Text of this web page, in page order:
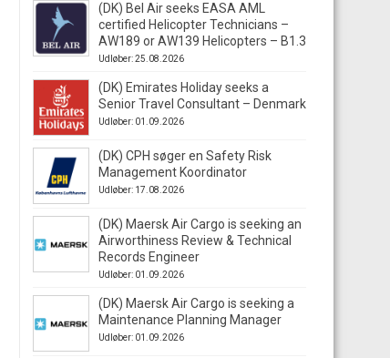
(DK) Bel Air seeks EASA AML
certified Helicopter Technicians –
AW189 or AW139 Helicopters – B1.3
Udløber: 25.08.2026
(DK) Emirates Holiday seeks a
Senior Travel Consultant – Denmark
Udløber: 01.09.2026
(DK) CPH søger en Safety Risk
Management Koordinator
Udløber: 17.08.2026
(DK) Maersk Air Cargo is seeking an
Airworthiness Review & Technical
Records Engineer
Udløber: 01.09.2026
(DK) Maersk Air Cargo is seeking a
Maintenance Planning Manager
Udløber: 01.09.2026